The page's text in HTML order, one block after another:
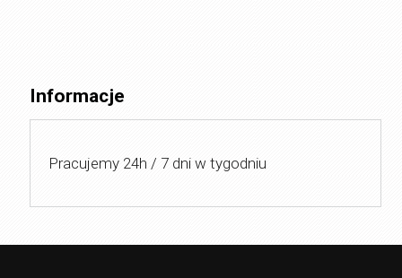
Informacje
Pracujemy 24h / 7 dni w tygodniu